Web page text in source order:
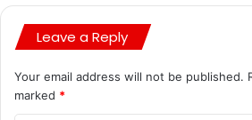
Leave a Reply
Your email address will not be published.
marked *